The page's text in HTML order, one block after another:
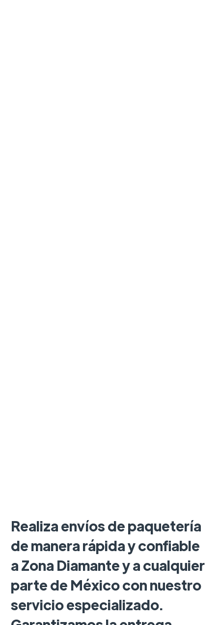
Realiza envíos de paquetería
de manera rápida y confiable
a Zona Diamante y a cualquier
parte de México con nuestro
servicio especializado.